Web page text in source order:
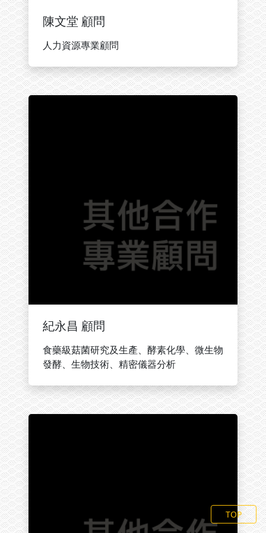
陳文堂 顧問
人力資源專業顧問
紀永昌 顧問
食藥級菇菌研究及生產、酵素化學、微生物
發酵、生物技術、精密儀器分析
TOP